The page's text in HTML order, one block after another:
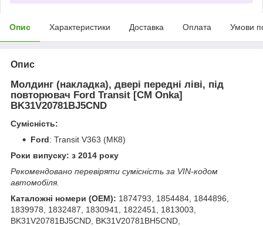
Опис Характеристики Доставка Оплата Умови
Опис
Молдинг (накладка), двері передні ліві, під
повторювач Ford Transit [СМ Onka]
BK31V20781BJ5CND
Сумісність:
Ford: Transit V363 (МК8)
Роки випуску: з 2014 року
Рекомендовано перевіряти сумісність за VIN-кодом
автомобіля.
Каталожні номери (OEM): 1874793, 1854484, 1844896,
1839978, 1832487, 1830941, 1822451, 1813003,
BK31V20781BJ5CND, BK31V20781BH5CND,